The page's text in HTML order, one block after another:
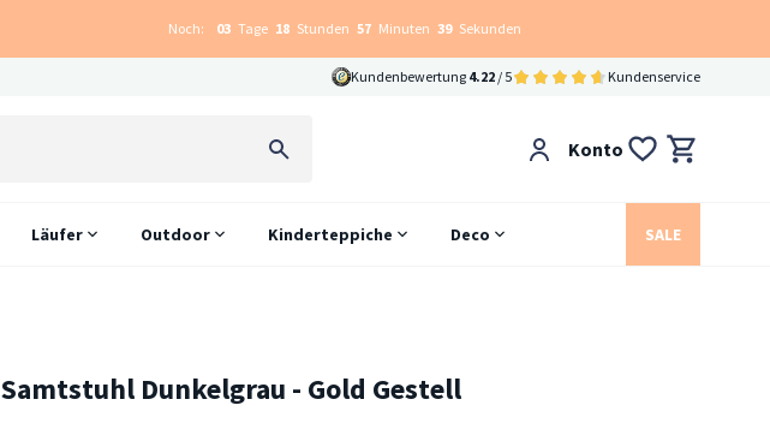
Noch: 03 Tage 18 Stunden 57 Minuten 38 Sekunden
Kundenbewertung 4.22 / 5 Kundenservice
Konto
Läufer Outdoor Kinderteppiche Deco SALE
Samtstuhl Dunkelgrau - Gold Gestell